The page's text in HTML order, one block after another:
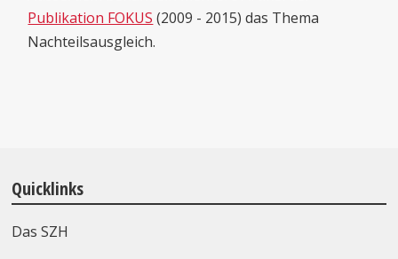
Publikation FOKUS (2009 - 2015) das Thema
Nachteilsausgleich.
Quicklinks
Das SZH